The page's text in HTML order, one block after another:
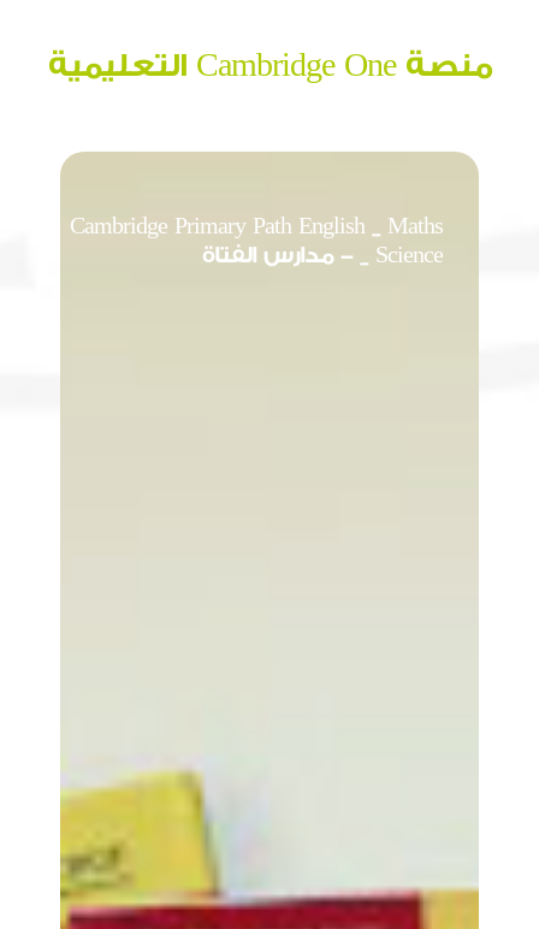
منصة Cambridge One التعليمية
Cambridge Primary Path English _ Maths
_ Science - مدارس الفتاة